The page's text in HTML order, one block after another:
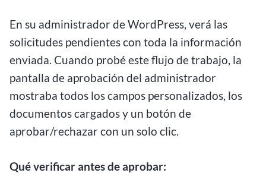
En su administrador de WordPress, verá las
solicitudes pendientes con toda la información
enviada. Cuando probé este flujo de trabajo, la
pantalla de aprobación del administrador
mostraba todos los campos personalizados, los
documentos cargados y un botón de
aprobar/rechazar con un solo clic.
Qué verificar antes de aprobar: